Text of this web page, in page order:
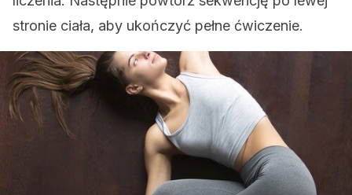
stronie ciała, aby ukończyć pełne ćwiczenie.